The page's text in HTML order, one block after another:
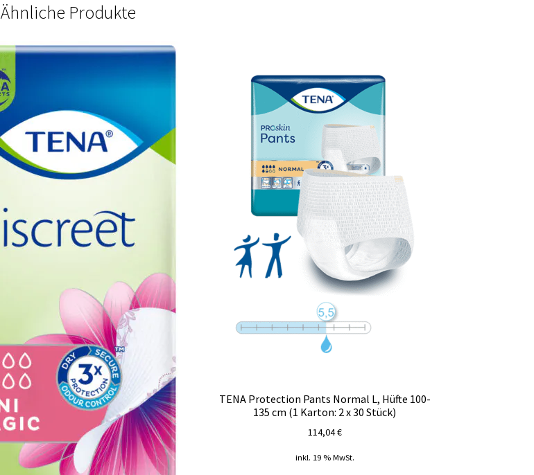
Ähnliche Produkte
TENA Protection Pants Normal L, Hüfte 100-
135 cm (1 Karton: 2 x 30 Stück)
114,04€
inkl. 19 % MwSt.